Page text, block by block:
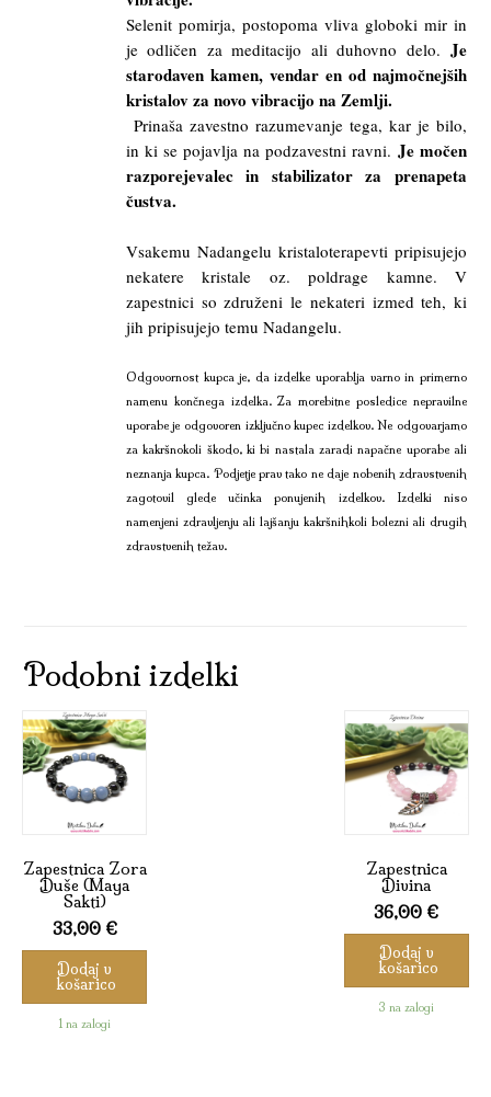
Selenit pomirja, postopoma vliva globoki mir in
je odličen za meditacijo ali duhovno delo. Je
starodaven kamen, vendar en od najmočnejših
kristalov za novo vibracijo na Zemlji.
Prinaša zavestno razumevanje tega, kar je bilo,
in ki se pojavlja na podzavestni ravni. Je močen
razporejevalec in stabilizator za prenapeta
čustva.
Vsakemu Nadangelu kristaloterapevti pripisujejo
nekatere kristale oz. poldrage kamne. V
zapestnici so združeni le nekateri izmed teh, ki
jih pripisujejo temu Nadangelu.
Odgovornost kupca je, da izdelke uporablja varno in primerno
namenu končnega izdelka. Za morebitne posledice nepravilne
uporabe je odgovoren izključno kupec izdelkov. Ne odgovarjamo
za kakršnokoli škodo, ki bi nastala zaradi napačne uporabe ali
neznanja kupca. Podjetje prav tako ne daje nobenih zdravstvenih
zagotovil glede učinka ponujenih izdelkov. Izdelki niso
namenjeni zdravljenju ali lajšanju kakršnihkoli bolezni ali drugih
zdravstvenih težav.
Podobni izdelki
Zapestnica Zora
Duše (Maya
Sakti)
33,00 €
Dodaj v
košarico
1 na zalogi
Zapestnica
Divina
36,00 €
Dodaj v
košarico
3 na zalogi